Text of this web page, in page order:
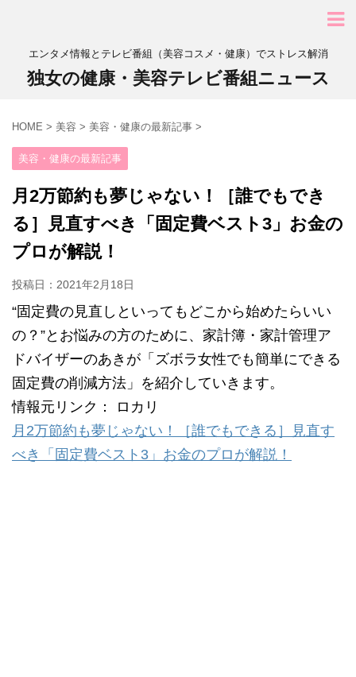
エンタメ情報とテレビ番組（美容コスメ・健康）でストレス解消
独女の健康・美容テレビ番組ニュース
HOME > 美容 > 美容・健康の最新記事 >
美容・健康の最新記事
月2万節約も夢じゃない！［誰でもでき
る］見直すべき「固定費ベスト3」お金の
プロが解説！
投稿日： 2021年2月18日
“固定費の見直しといってもどこから始めたらいい
の？”とお悩みの方のために、家計簿・家計管理ア
ドバイザーのあきが「ズボラ女性でも簡単にできる
固定費の削減方法」を紹介していきます。
情報元リンク： ロカリ
月2万節約も夢じゃない！［誰でもできる］見直す
べき「固定費ベスト3」お金のプロが解説！